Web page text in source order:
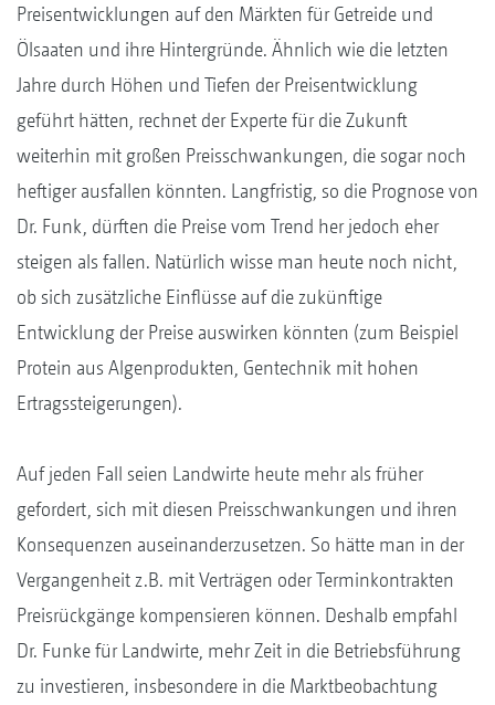
Preisentwicklungen auf den Märkten für Getreide und
Ölsaaten und ihre Hintergründe. Ähnlich wie die letzten
Jahre durch Höhen und Tiefen der Preisentwicklung
geführt hätten, rechnet der Experte für die Zukunft
weiterhin mit großen Preisschwankungen, die sogar noch
heftiger ausfallen könnten. Langfristig, so die Prognose von
Dr. Funk, dürften die Preise vom Trend her jedoch eher
steigen als fallen. Natürlich wisse man heute noch nicht,
ob sich zusätzliche Einflüsse auf die zukünftige
Entwicklung der Preise auswirken könnten (zum Beispiel
Protein aus Algenprodukten, Gentechnik mit hohen
Ertragssteigerungen).
Auf jeden Fall seien Landwirte heute mehr als früher
gefordert, sich mit diesen Preisschwankungen und ihren
Konsequenzen auseinanderzusetzen. So hätte man in der
Vergangenheit z.B. mit Verträgen oder Terminkontrakten
Preisrückgänge kompensieren können. Deshalb empfahl
Dr. Funke für Landwirte, mehr Zeit in die Betriebsführung
zu investieren, insbesondere in die Marktbeobachtung